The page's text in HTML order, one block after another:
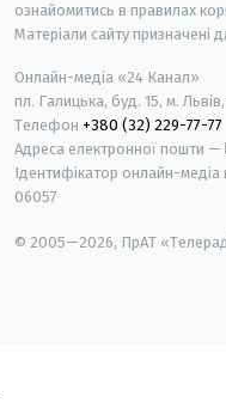
ознайомитись в правилах
Матеріали сайту призначені
Онлайн-медіа «24 Канал»
пл. Галицька, буд. 15, м.
Телефон +380 (32) 229-77-77
Адреса електронної пошти —
Ідентифікатор онлайн-медіа
06057
© 2005—2026, ПрАТ